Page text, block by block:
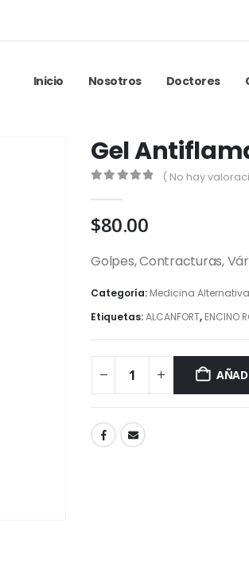
Inicio Nosotros Doctores
Gel
( No hay
$80.00
Golpes, Contracturas,
Categoría: Medicina
Etiquetas:ALCANFORT, ENCINO